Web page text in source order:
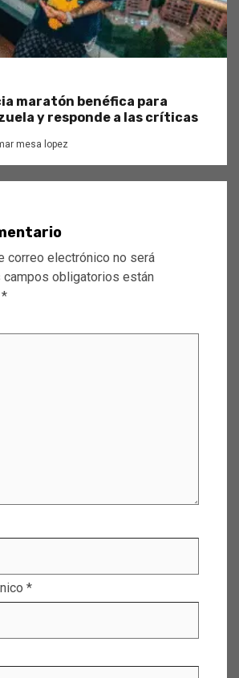
maratón benéfica para
y responde a las críticas
mesa lopez
correo electrónico no será
campos obligatorios están
*
*